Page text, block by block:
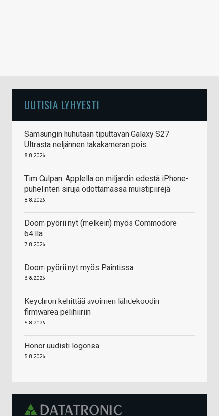
UUTISIA LYHYESTI
Samsungin huhutaan tiputtavan Galaxy S27
Ultrasta neljännen takakameran pois
8.8.2026
Tim Culpan: Applella on miljardin edestä iPhone-
puhelinten siruja odottamassa muistipiirejä
8.8.2026
Doom pyörii nyt (melkein) myös Commodore
64:llä
7.8.2026
Doom pyörii nyt myös Paintissa
6.8.2026
Keychron kehittää avoimen lähdekoodin
firmwarea pelihiiriin
5.8.2026
Honor uudisti logonsa
5.8.2026